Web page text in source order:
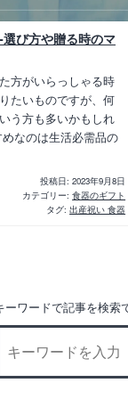
び方や贈る時のマ
方がいらっしゃる時
たいものですが、何
う方も多いかもしれ
なのは生活必需品の
投稿日:2023年9月8日
カテゴリー:食器のギフト
タグ:出産祝い 食器
ーワードで記事を検索